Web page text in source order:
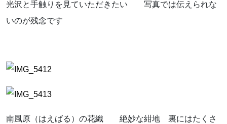
ポリシーに関して
光沢と手触りを見ていただきたい 写真では伝えられな
いのが残念です
南風原（はえばる）の花織 絶妙な紺地 裏にはたくさ